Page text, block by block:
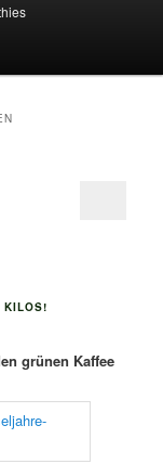
KILOS!
grünen Kaffee